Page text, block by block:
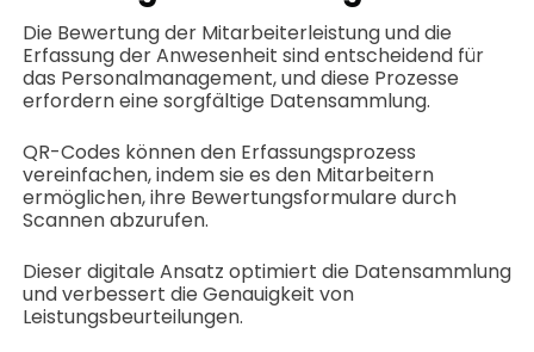
Die Bewertung der Mitarbeiterleistung und die
Erfassung der Anwesenheit sind entscheidend für
das Personalmanagement, und diese Prozesse
erfordern eine sorgfältige Datensammlung.
QR-Codes können den Erfassungsprozess
vereinfachen, indem sie es den Mitarbeitern
ermöglichen, ihre Bewertungsformulare durch
Scannen abzurufen.
Dieser digitale Ansatz optimiert die Datensammlung
und verbessert die Genauigkeit von
Leistungsbeurteilungen.